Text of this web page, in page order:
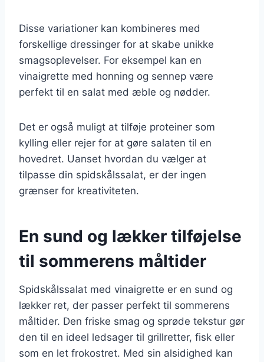
Disse variationer kan kombineres med
forskellige dressinger for at skabe unikke
smagsoplevelser. For eksempel kan en
vinaigrette med honning og sennep være
perfekt til en salat med æble og nødder.
Det er også muligt at tilføje proteiner som
kylling eller rejer for at gøre salaten til en
hovedret. Uanset hvordan du vælger at
tilpasse din spidskålssalat, er der ingen
grænser for kreativiteten.
En sund og lækker tilføjelse
til sommerens måltider
Spidskålssalat med vinaigrette er en sund og
lækker ret, der passer perfekt til sommerens
måltider. Den friske smag og sprøde tekstur gør
den til en ideel ledsager til grillretter, fisk eller
som en let frokostret. Med sin alsidighed kan